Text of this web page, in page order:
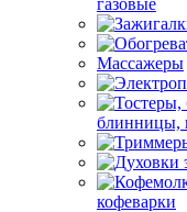
газовые
Массажеры
блинницы,
кофеварки